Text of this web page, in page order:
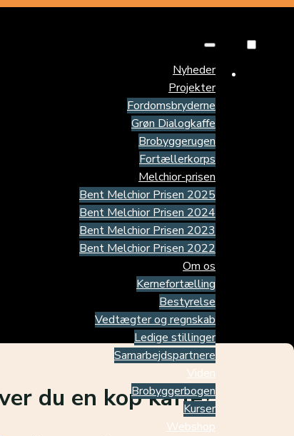
Nyheder
Projekter
Fordomsbryderne
Grøn Dialogkaffe
Brobyggerugen
Fortællerkorps
Melchior-prisen
Bent Melchior Prisen 2025
Bent Melchior Prisen 2024
Bent Melchior Prisen 2023
Bent Melchior Prisen 2022
Om os
Kernefortælling
Bestyrelse
Vedtægter og regnskab
Ledige stillinger
Samarbejdspartnere
Viden
Brobyggerbogen
Kurser
Webshop
du en kop kaffe?